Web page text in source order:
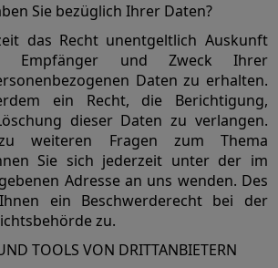
Sie bezüglich Ihrer Daten?
das Recht unentgeltlich Auskunft
Empfänger und Zweck Ihrer
Daten zu erhalten.
ein Recht, die Berichtigung,
dieser Daten zu verlangen.
weiteren Fragen zum Thema
Sie sich jederzeit unter der im
Adresse an uns wenden. Des
ein Beschwerderecht bei der
zu.
TOOLS VON DRITTANBIETERN